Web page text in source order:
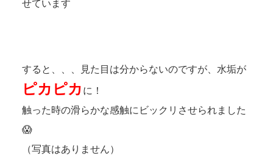
せています
すると、、、見た目は分からないのですが、水垢が
ピカピカ に！
触った時の滑らかな感触にビックリさせられました
😱
（写真はありません）